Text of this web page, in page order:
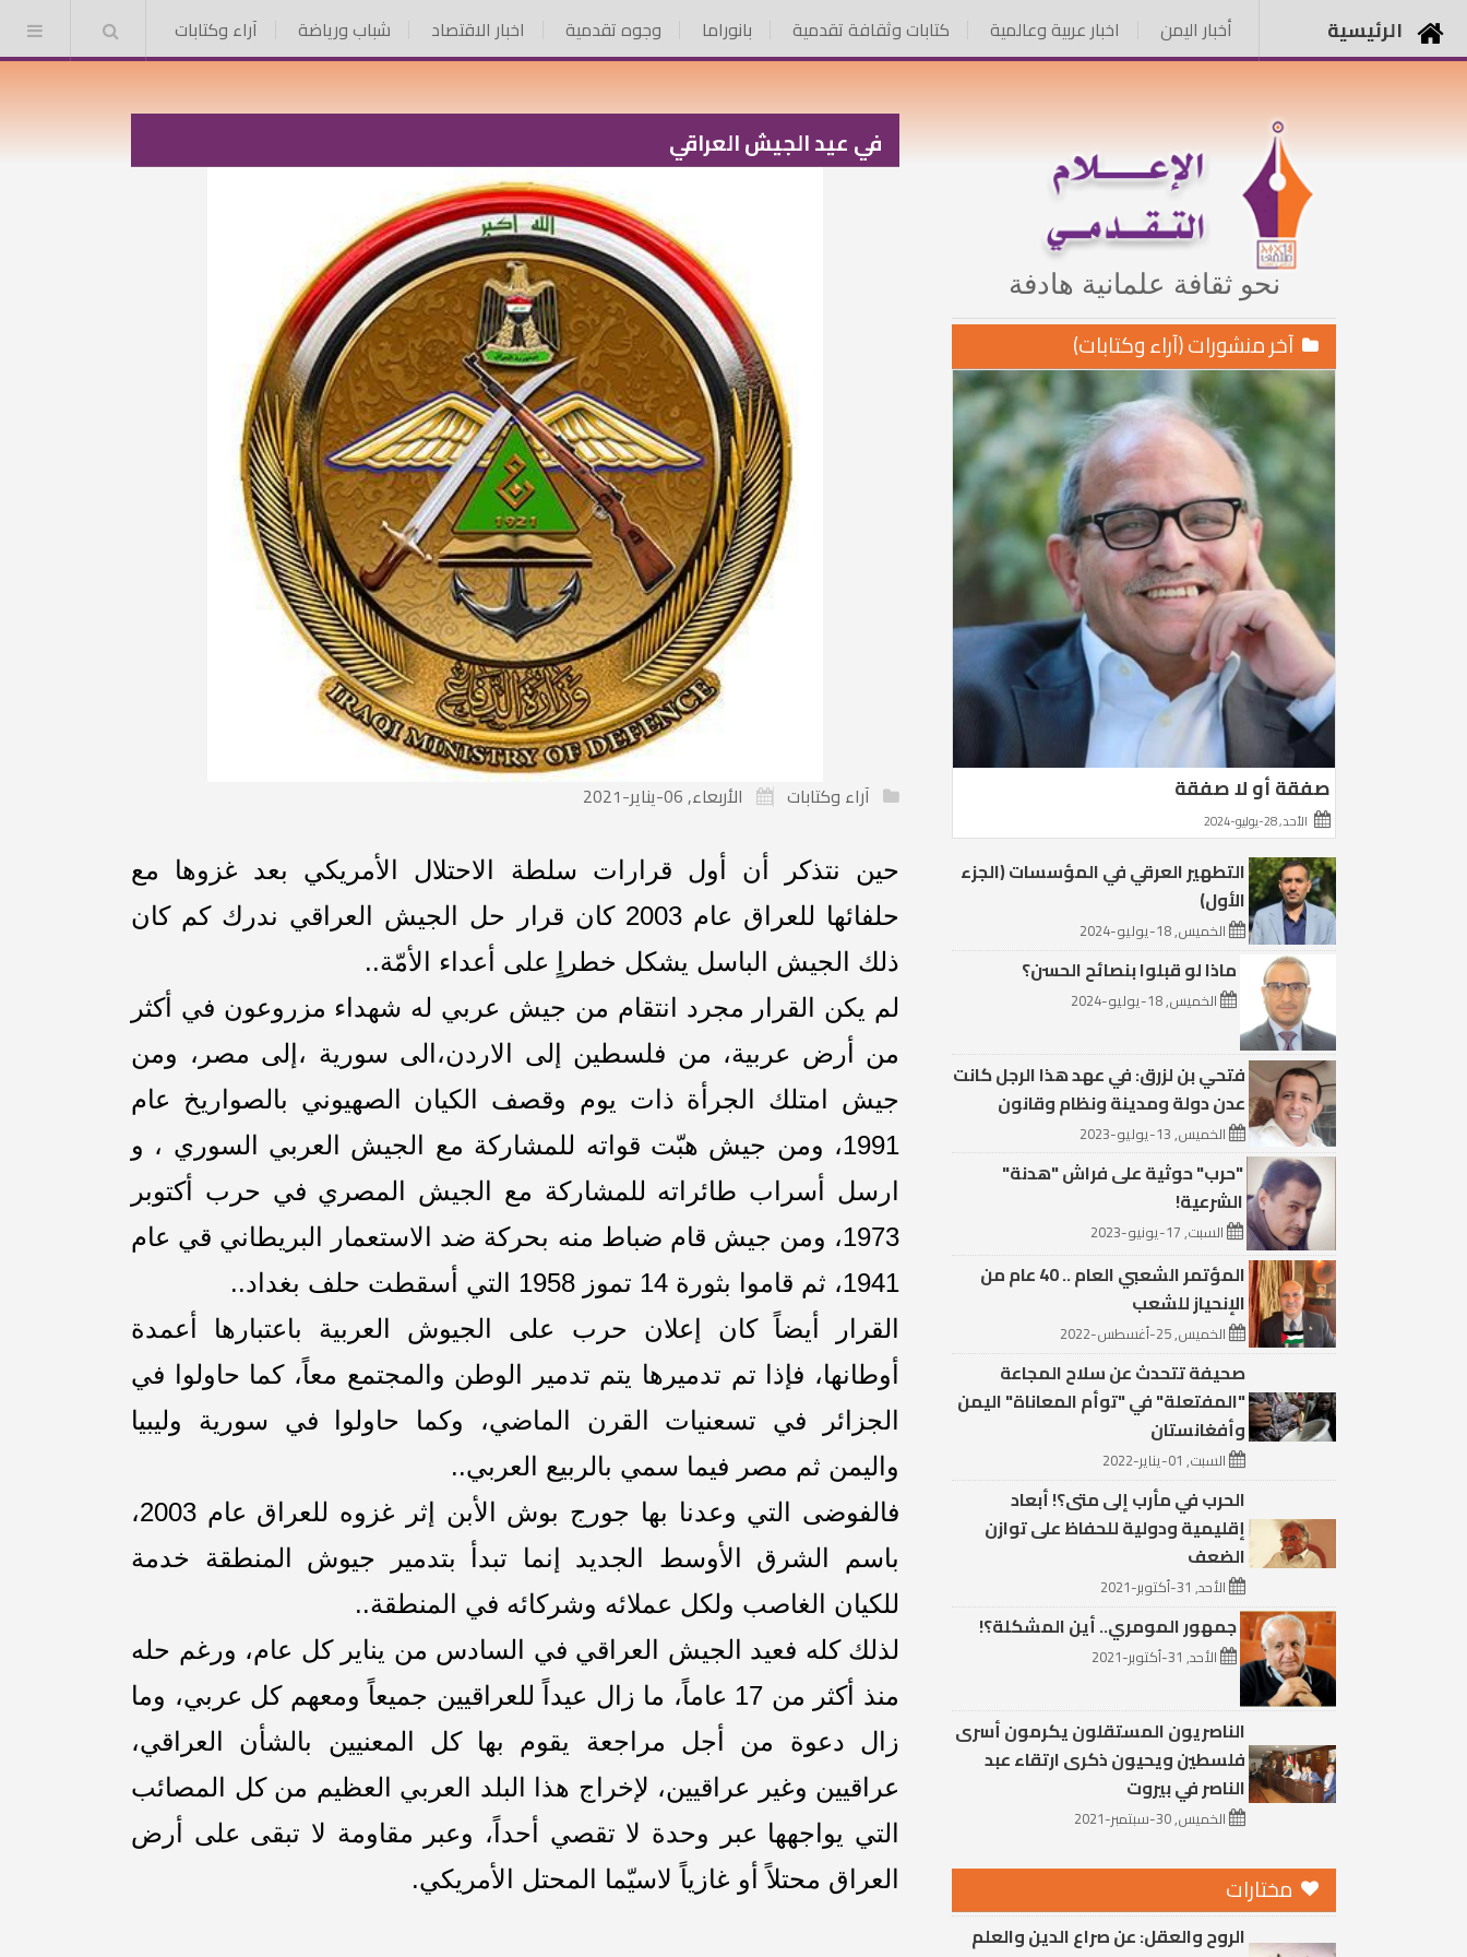
الرئيسية أخبار اليمن اخبار عربية وعالمية كتابات وثقافة تقدمية بانوراما وجوه تقدمية اخبار الاقتصاد شباب ورياضة آراء وكتابات
في عيد الجيش العراقي
آراء وكتابات الأربعاء, 06-يناير-2021
حين نتذكر أن أول قرارات سلطة الاحتلال الأمريكي بعد غزوها مع
حلفائها للعراق عام 2003 كان قرار حل الجيش العراقي ندرك كم كان
ذلك الجيش الباسل يشكل خطراٍ على أعداء الأمّة..
لم يكن القرار مجرد انتقام من جيش عربي له شهداء مزروعون في أكثر
من أرض عربية، من فلسطين إلى الاردن،الى سورية ،إلى مصر، ومن
جيش امتلك الجرأة ذات يوم وقصف الكيان الصهيوني بالصواريخ عام
1991، ومن جيش هبّت قواته للمشاركة مع الجيش العربي السوري ، و
ارسل أسراب طائراته للمشاركة مع الجيش المصري في حرب أكتوبر
1973، ومن جيش قام ضباط منه بحركة ضد الاستعمار البريطاني قي عام
1941، ثم قاموا بثورة 14 تموز 1958 التي أسقطت حلف بغداد..
القرار أيضاً كان إعلان حرب على الجيوش العربية باعتبارها أعمدة
أوطانها، فإذا تم تدميرها يتم تدمير الوطن والمجتمع معاً، كما حاولوا في
الجزائر في تسعنيات القرن الماضي، وكما حاولوا في سورية وليبيا
واليمن ثم مصر فيما سمي بالربيع العربي..
فالفوضى التي وعدنا بها جورج بوش الأبن إثر غزوه للعراق عام 2003،
باسم الشرق الأوسط الجديد إنما تبدأ بتدمير جيوش المنطقة خدمة
للكيان الغاصب ولكل عملائه وشركائه في المنطقة..
لذلك كله فعيد الجيش العراقي في السادس من يناير كل عام، ورغم حله
منذ أكثر من 17 عاماً، ما زال عيداً للعراقيين جميعاً ومعهم كل عربي، وما
زال دعوة من أجل مراجعة يقوم بها كل المعنيين بالشأن العراقي،
عراقيين وغير عراقيين، لإخراج هذا البلد العربي العظيم من كل المصائب
التي يواجهها عبر وحدة لا تقصي أحداً، وعبر مقاومة لا تبقى على أرض
العراق محتلاً أو غازياً لاسيّما المحتل الأمريكي.
نحو ثقافة علمانية هادفة
آخر منشورات (آراء وكتابات)
صفقة أو لا صفقة
الأحد, 28-يوليو-2024
التطهير العرقي في المؤسسات (الجزء
الأول)
الخميس, 18-يوليو-2024
ماذا لو قبلوا بنصائح الحسن؟
الخميس, 18-يوليو-2024
فتحي بن لزرق: في عهد هذا الرجل كانت
عدن دولة ومدينة ونظام وقانون
الخميس, 13-يوليو-2023
"حرب" حوثية على فراش "هدنة"
الشرعية!
السبت, 17-يونيو-2023
المؤتمر الشعبي العام .. 40 عام من
الإنحياز للشعب
الخميس, 25-أغسطس-2022
صحيفة تتحدث عن سلاح المجاعة
"المفتعلة" في "توأم المعاناة" اليمن
وأفغانستان
السبت, 01-يناير-2022
الحرب في مأرب إلى متى؟! أبعاد
إقليمية ودولية للحفاظ على توازن
الضعف
الأحد, 31-أكتوبر-2021
جمهور المومري.. أين المشكلة؟!
الأحد, 31-أكتوبر-2021
الناصريون المستقلون يكرمون أسرى
فلسطين ويحيون ذكرى ارتقاء عبد
الناصر في بيروت
الخميس, 30-سبتمبر-2021
مختارات
الروح والعقل: عن صراع الدين والعلم